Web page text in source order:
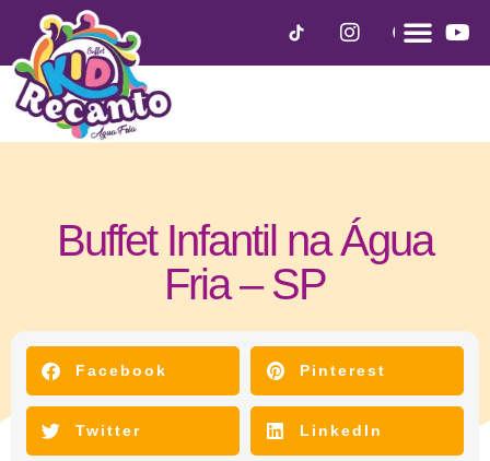
Buffet Infantil na Água
Fria – SP
Facebook
Pinterest
Twitter LinkedIn